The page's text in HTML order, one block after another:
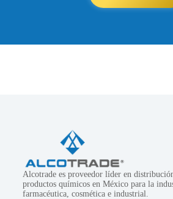
Alcotrade es proveedor líder en
productos químicos en México para la
farmacéutica, cosmética e industrial.